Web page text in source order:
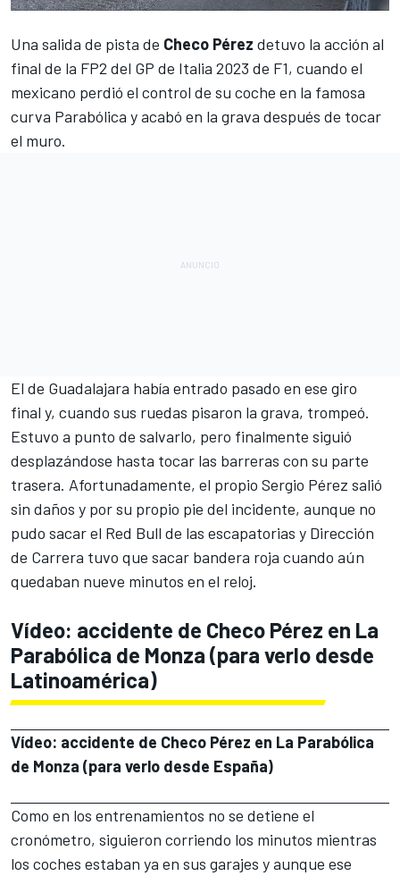
Una salida de pista de Checo Pérez detuvo la acción al
final de la FP2 del GP de Italia 2023 de F1, cuando el
mexicano perdió el control de su coche en la famosa
curva Parabólica y acabó en la grava después de tocar
el muro.
El de Guadalajara había entrado pasado en ese giro
final y, cuando sus ruedas pisaron la grava, trompeó.
Estuvo a punto de salvarlo, pero finalmente siguió
desplazándose hasta tocar las barreras con su parte
trasera. Afortunadamente, el propio Sergio Pérez salió
sin daños y por su propio pie del incidente, aunque no
pudo sacar el Red Bull de las escapatorias y Dirección
de Carrera tuvo que sacar bandera roja cuando aún
quedaban nueve minutos en el reloj.
Vídeo: accidente de Checo Pérez en La
Parabólica de Monza (para verlo desde
Latinoamérica)
Vídeo: accidente de Checo Pérez en La Parabólica
de Monza (para verlo desde España)
Como en los entrenamientos no se detiene el
cronómetro, siguieron corriendo los minutos mientras
los coches estaban ya en sus garajes y aunque ese